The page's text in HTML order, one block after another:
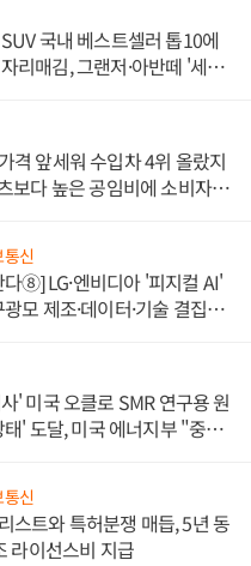
국내 베스트셀러 톱10에
리매김, 그랜저·아반떼 '세단
격 앞세워 수입차 4위 올랐지
보다 높은 공임비에 소비자
통신
⑧] LG·엔비디아 '피지컬 AI'
모 제조·데이터·기술 결집
' 미국 오클로 SMR 연구용 원
' 도달, 미국 에너지부 "중요
통신
스트와 특허분쟁 매듭, 5년 동
라이선스비 지급